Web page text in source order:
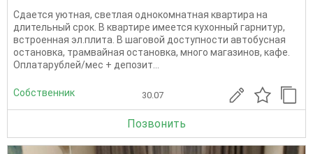
Сдается уютная, светлая однокомнатная квартира на
длительный срок. В квартире имеется кухонный гарнитур,
встроенная эл.плита. В шаговой доступности автобусная
остановка, трамвайная остановка, много магазинов, кафе.
Оплатарублей/мес + депозит...
Собственник 30.07
Позвонить